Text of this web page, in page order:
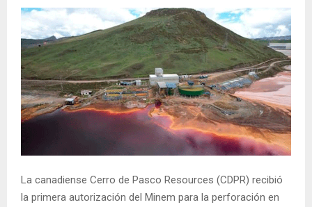
La canadiense Cerro de Pasco Resources (CDPR) recibió
la primera autorización del Minem para la perforación en